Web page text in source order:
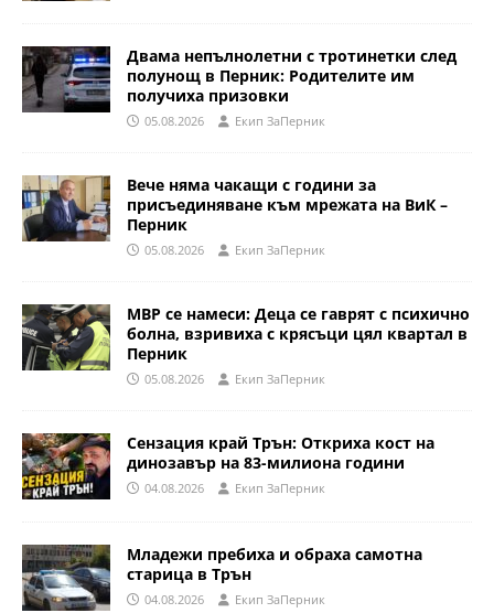
Двама непълнолетни с тротинетки след
полунощ в Перник: Родителите им
получиха призовки
05.08.2026 Eкип ЗаПерник
Вече няма чакащи с години за
присъединяване към мрежата на ВиК –
Перник
05.08.2026 Eкип ЗаПерник
МВР се намеси: Деца се гаврят с психично
болна, взривиха с крясъци цял квартал в
Перник
05.08.2026 Eкип ЗаПерник
Сензация край Трън: Откриха кост на
динозавър на 83-милиона години
04.08.2026 Eкип ЗаПерник
Младежи пребиха и обраха самотна
старица в Трън
04.08.2026 Eкип ЗаПерник